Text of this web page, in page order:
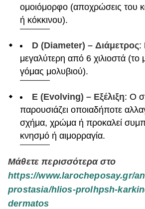
ομοιόμορφο (αποχρώσεις του
ή κόκκινου).
D (Diameter) – Διάμετρος:
μεγαλύτερη από 6 χιλιοστά (το
γόμας μολυβιού).
E (Evolving) – Εξέλιξη: Ο
παρουσιάζει οποιαδήποτε
σχήμα, χρώμα ή προκαλεί
κνησμό ή αιμορραγία.
Μάθετε περισσότερα στο
https://www.larocheposay.gr/
prostasia/hlios-prolhpsh-
dermatos